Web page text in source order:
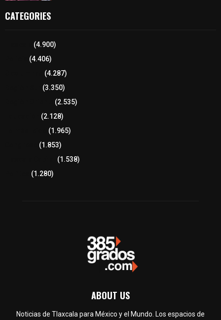
CATEGORIES
(4.900)
(4.406)
(4.287)
(3.350)
(2.535)
(2.128)
(1.965)
(1.853)
(1.538)
(1.280)
ABOUT US
Noticias de Tlaxcala para México y el Mundo. Los espacios de